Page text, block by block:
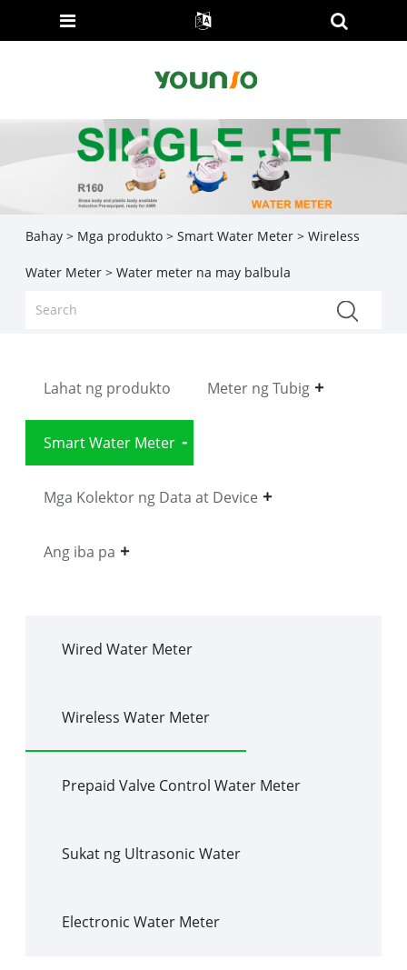
Bahay > Mga produkto> Smart Water Meter> Wireless
Water Meter> Water meter na may balbula
Lahat ng produkto Meter ng Tubig
Smart Water Meter
Mga Kolektor ng Data at Device
Ang iba pa
Wired Water Meter
Wireless Water Meter
Prepaid Valve Control Water Meter
Sukat ng Ultrasonic Water
Electronic Water Meter